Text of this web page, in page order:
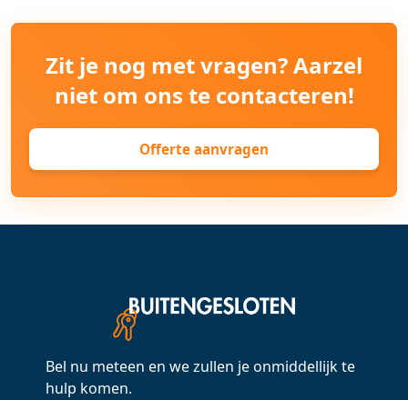
Zit je nog met vragen? Aarzel
niet om ons te contacteren!
Offerte aanvragen
Bel nu meteen en we zullen je onmiddellijk te
hulp komen.